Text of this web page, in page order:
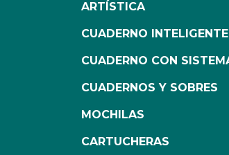
ARTÍSTICA
CUADERNO INTELIGENTE
CUADERNO CON
CUADERNOS Y SOBRES
MOCHILAS
CARTUCHERAS